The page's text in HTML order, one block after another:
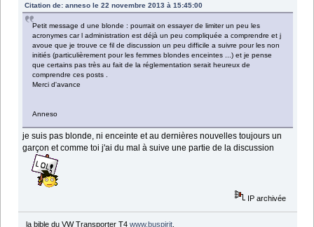
Citation de: anneso le 22 novembre 2013 à 15:45:00
Petit message d une blonde : pourrait on essayer de limiter un peu les
acronymes car l administration est déjà un peu compliquée a comprendre et j
avoue que je trouve ce fil de discussion un peu difficile a suivre pour les non
initiés (particulièrement pour les femmes blondes enceintes ...) et je pense
que certains pas très au fait de la réglementation serait heureux de
comprendre ces posts .
Merci d'avance
Anneso
je suis pas blonde, ni enceinte et au dernières nouvelles toujours un
garçon et comme toi j'ai du mal à suive une partie de la discussion
IP archivée
la bible du VW Transporter T4 www.buspirit.